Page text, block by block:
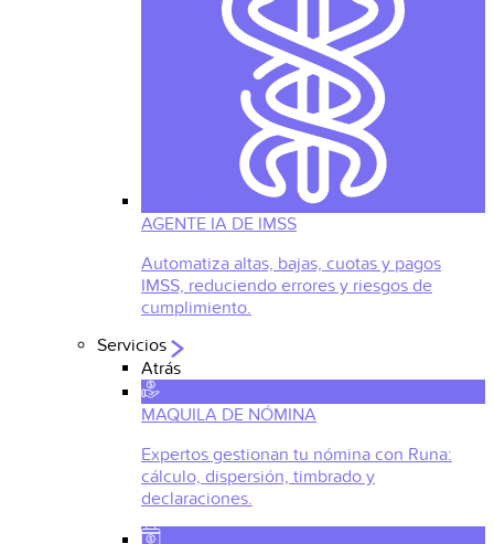
AGENTE IA DE IMSS
Automatiza altas, bajas, cuotas y pagos
IMSS, reduciendo errores y riesgos de
cumplimiento.
Servicios
Atrás
MAQUILA DE NÓMINA
Expertos gestionan tu nómina con Runa:
cálculo, dispersión, timbrado y
declaraciones.